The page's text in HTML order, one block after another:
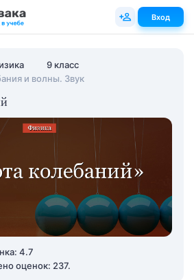
9 класс
и волны. Звук
4.7
оценок: 237.
Вход